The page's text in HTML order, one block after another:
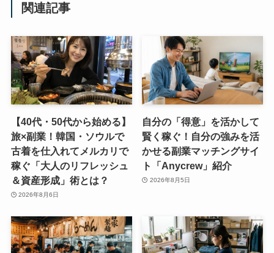
関連記事
【40代・50代から始める】
旅×副業！韓国・ソウルで
古着を仕入れてメルカリで
稼ぐ「大人のリフレッシュ
＆資産形成」術とは？
2026年8月6日
自分の「得意」を活かして
賢く稼ぐ！自分の強みを活
かせる副業マッチングサイ
ト「Anycrew」紹介
2026年8月5日